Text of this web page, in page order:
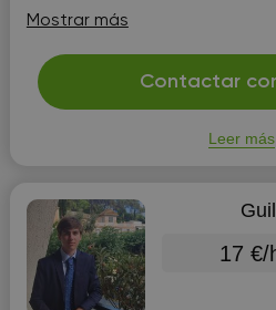
comunidades. Soy muy abierto
de paciente para poder
Mostrar más
Contactar
Leer más
17 €/